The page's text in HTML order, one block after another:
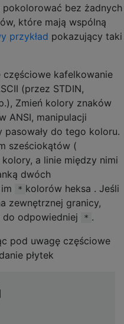
pokolorować bez żadnych
które mają wspólną
przykład pokazujący taki
częściowe kafelkowanie
(przez STDIN,
Zmień kolory znaków
ANSI, manipulacji
pasowały do ​​tego koloru.
sześciokątów (
a linie między nimi
dwóch
* kolorów heksa . Jeśli
zewnętrznej granicy,
do odpowiedniej
* .
pod uwagę częściowe
płytek